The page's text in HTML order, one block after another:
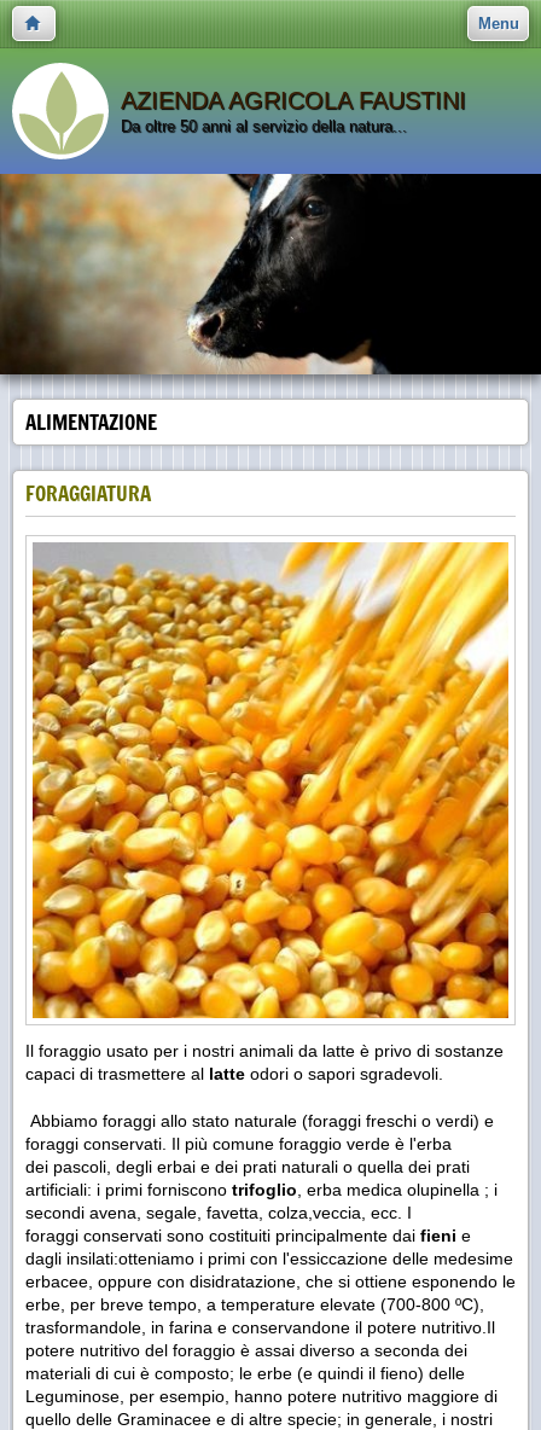
Menu
AZIENDA AGRICOLA FAUSTINI
Da oltre 50 anni al servizio della natura...
ALIMENTAZIONE
FORAGGIATURA
Il foraggio usato per i nostri animali da latte è privo di sostanze
capaci di trasmettere al latte odori o sapori sgradevoli.
Abbiamo foraggi allo stato naturale (foraggi freschi o verdi) e
foraggi conservati. Il più comune foraggio verde è l'erba
dei pascoli, degli erbai e dei prati naturali o quella dei prati
artificiali: i primi forniscono trifoglio , erba medica olupinella ; i
secondi avena, segale, favetta, colza,veccia, ecc. I
foraggi conservati sono costituiti principalmente dai fieni e
dagli insilati:otteniamo i primi con l'essiccazione delle medesime
erbacee, oppure con disidratazione, che si ottiene esponendo le
erbe, per breve tempo, a temperature elevate (700-800 ºC),
trasformandole, in farina e conservandone il potere nutritivo.Il
potere nutritivo del foraggio è assai diverso a seconda dei
materiali di cui è composto; le erbe (e quindi il fieno) delle
Leguminose, per esempio, hanno potere nutritivo maggiore di
quello delle Graminacee e di altre specie; in generale, i nostri